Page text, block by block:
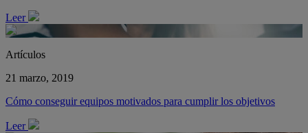
Leer
Artículos
21 marzo, 2019
Cómo conseguir equipos motivados para cumplir los objetivos
Leer